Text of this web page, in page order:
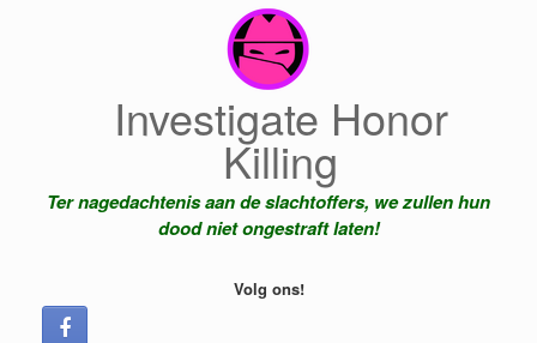
Investigate Honor
Killing
Ter nagedachtenis aan de slachtoffers, we zullen hun
dood niet ongestraft laten!
Volg ons!